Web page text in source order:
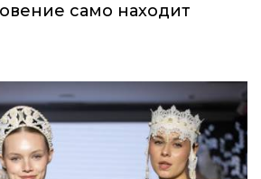
само находит